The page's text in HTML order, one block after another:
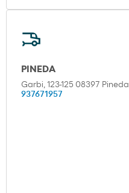
PINEDA
Garbi, 123-125 08397 Pineda
937671957